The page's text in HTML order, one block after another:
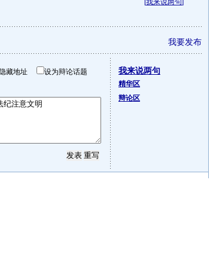
我来说两句
我要发布
藏地址 设为辩论话题 我来说两句
精华区
辩论区